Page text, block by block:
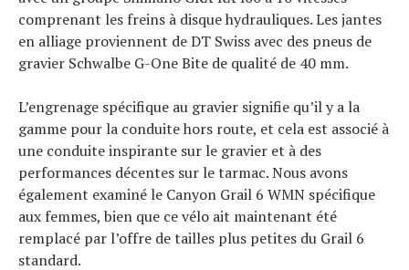
comprenant les freins à disque hydrauliques. Les jantes
en alliage proviennent de DT Swiss avec des pneus de
gravier Schwalbe G-One Bite de qualité de 40 mm.
L’engrenage spécifique au gravier signifie qu’il y a la
gamme pour la conduite hors route, et cela est associé à
une conduite inspirante sur le gravier et à des
performances décentes sur le tarmac. Nous avons
également examiné le Canyon Grail 6 WMN spécifique
aux femmes, bien que ce vélo ait maintenant été
remplacé par l’offre de tailles plus petites du Grail 6
standard.